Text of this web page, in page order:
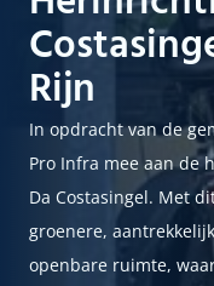
Rijn
In opdracht van de
Pro Infra mee aan de
Da Costasingel. Met
groenere,
openbare ruimte,